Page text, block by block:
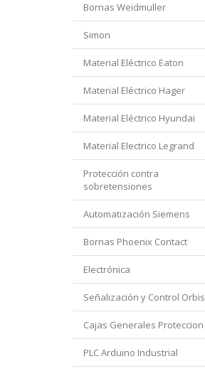
Bornas Weidmuller
Simon
Material Eléctrico Eaton
Material Eléctrico Hager
Material Eléctrico Hyundai
Material Electrico Legrand
Protección contra
sobretensiones
Automatización Siemens
Bornas Phoenix Contact
Electrónica
Señalización y Control Orbis
Cajas Generales Proteccion
PLC Arduino Industrial